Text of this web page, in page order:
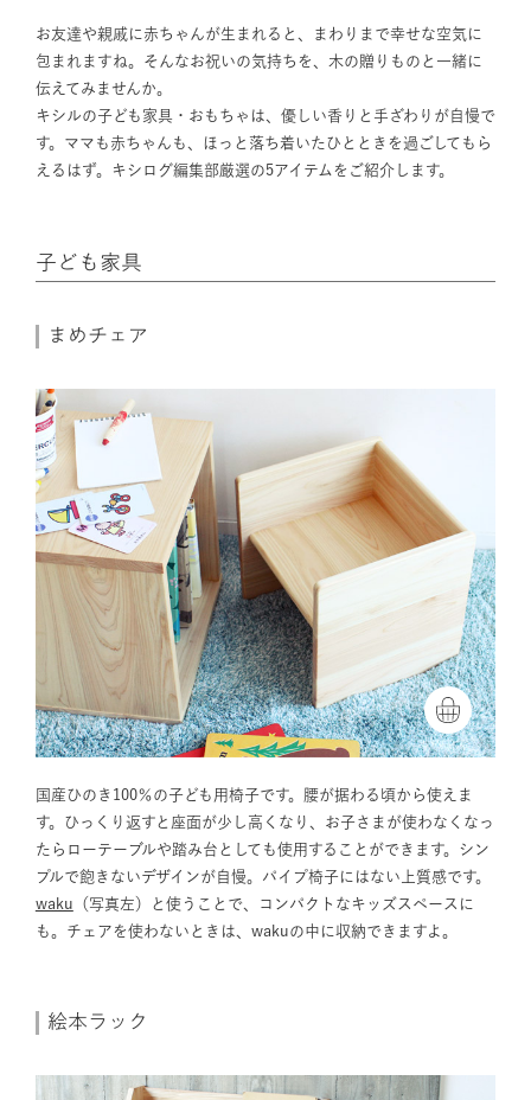
お友達や親戚に赤ちゃんが生まれると、まわりまで幸せな空気に
包まれますね。そんなお祝いの気持ちを、木の贈りものと一緒に
伝えてみませんか。
キシルの子ども家具・おもちゃは、優しい香りと手ざわりが自慢で
す。ママも赤ちゃんも、ほっと落ち着いたひとときを過ごしてもら
えるはず。キシログ編集部厳選の5アイテムをご紹介します。
子ども家具
まめチェア
国産ひのき100％の子ども用椅子です。腰が据わる頃から使えま
す。ひっくり返すと座面が少し高くなり、お子さまが使わなくなっ
たらローテーブルや踏み台としても使用することができます。シン
プルで飽きないデザインが自慢。パイプ椅子にはない上質感です。
waku （写真左）と使うことで、コンパクトなキッズスペースに
も。チェアを使わないときは、wakuの中に収納できますよ。
絵本ラック